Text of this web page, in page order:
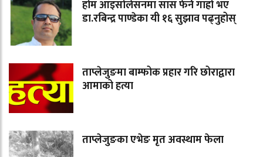
होम आइसोलेसनमा सास फेर्न गाह्रो भए
डा.रबिन्द्र पाण्डेका यी १६ सुझाव पढ्नुहोस्
ताप्लेजुङमा बाम्फोक प्रहार गरि छोराद्वारा
आमाको हत्या
ताप्लेजुङका एभेङ मृत अवस्थाम फेला